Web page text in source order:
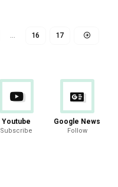
… 16 17
Youtube
Subscribe
Google News
Follow